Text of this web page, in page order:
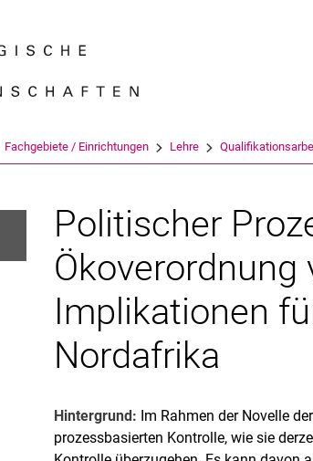
Fachgebiete / Einrichtungen Lehre
Politischer
Implikationen
Nordafrika
Hintergrund: Im Rahmen der Novelle
prozessbasierten Kontrolle, wie sie